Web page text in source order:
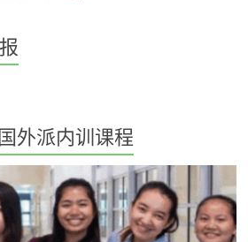
外派内训课程